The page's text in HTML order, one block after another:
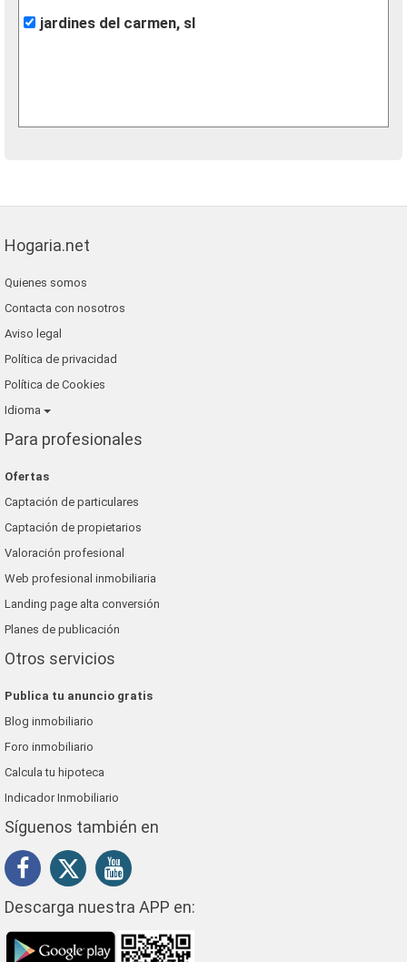
jardines del carmen, sl
Hogaria.net
Quienes somos
Contacta con nosotros
Aviso legal
Política de privacidad
Política de Cookies
Idioma
Para profesionales
Ofertas
Captación de particulares
Captación de propietarios
Valoración profesional
Web profesional inmobiliaria
Landing page alta conversión
Planes de publicación
Otros servicios
Publica tu anuncio gratis
Blog inmobiliario
Foro inmobiliario
Calcula tu hipoteca
Indicador Inmobiliario
Síguenos también en
Descarga nuestra APP en: